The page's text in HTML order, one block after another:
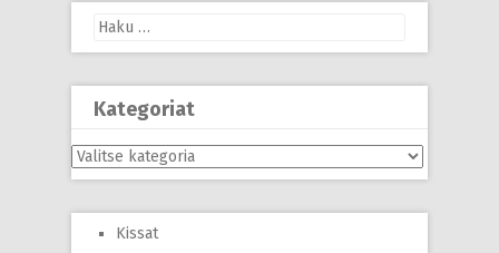
Haku:
Kategoriat
Kategoriat
Kissat